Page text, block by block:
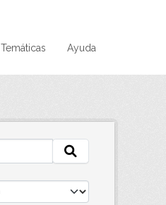
Temáticas Ayuda